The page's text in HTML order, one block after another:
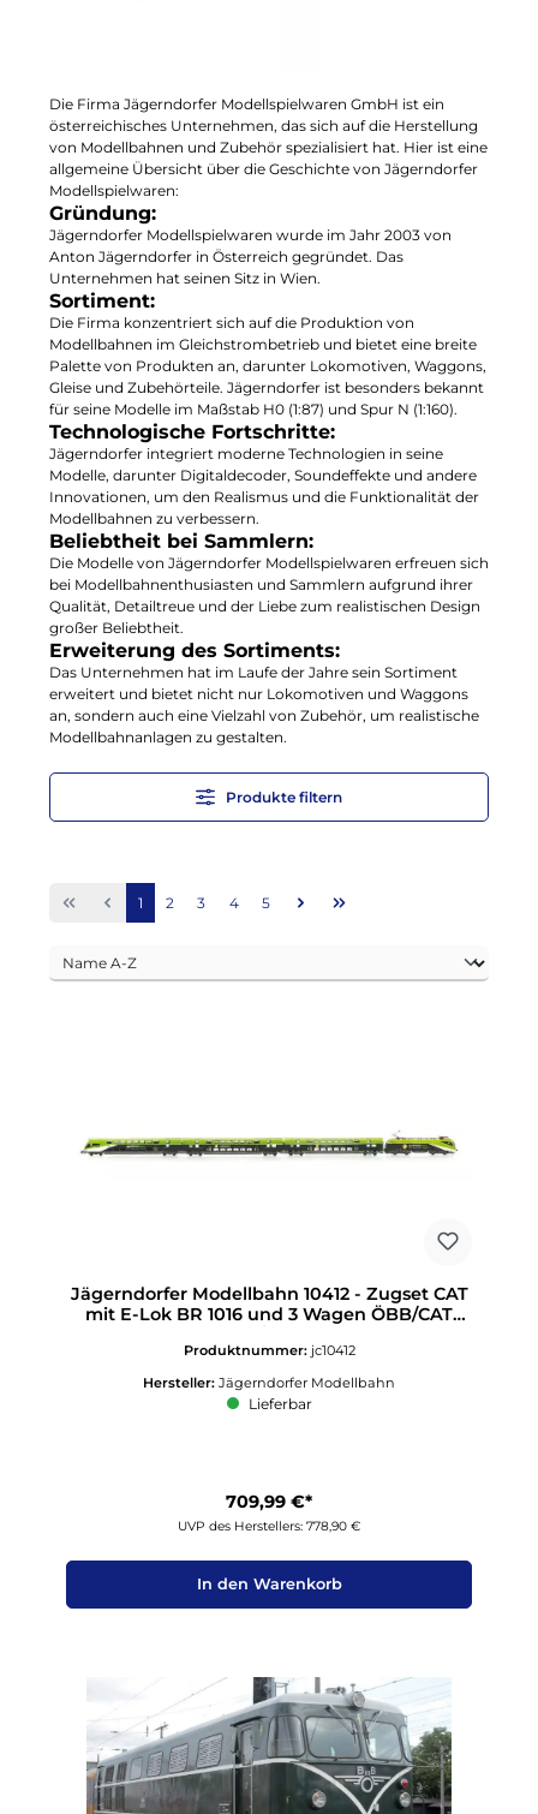
Die Firma Jägerndorfer Modellspielwaren GmbH ist ein
österreichisches Unternehmen, das sich auf die Herstellung
von Modellbahnen und Zubehör spezialisiert hat. Hier ist eine
allgemeine Übersicht über die Geschichte von Jägerndorfer
Modellspielwaren:
Gründung:
Jägerndorfer Modellspielwaren wurde im Jahr 2003 von
Anton Jägerndorfer in Österreich gegründet. Das
Unternehmen hat seinen Sitz in Wien.
Sortiment:
Die Firma konzentriert sich auf die Produktion von
Modellbahnen im Gleichstrombetrieb und bietet eine breite
Palette von Produkten an, darunter Lokomotiven, Waggons,
Gleise und Zubehörteile. Jägerndorfer ist besonders bekannt
für seine Modelle im Maßstab H0 (1:87) und Spur N (1:160).
Technologische Fortschritte:
Jägerndorfer integriert moderne Technologien in seine
Modelle, darunter Digitaldecoder, Soundeffekte und andere
Innovationen, um den Realismus und die Funktionalität der
Modellbahnen zu verbessern.
Beliebtheit bei Sammlern:
Die Modelle von Jägerndorfer Modellspielwaren erfreuen sich
bei Modellbahnenthusiasten und Sammlern aufgrund ihrer
Qualität, Detailtreue und der Liebe zum realistischen Design
großer Beliebtheit.
Erweiterung des Sortiments:
Das Unternehmen hat im Laufe der Jahre sein Sortiment
erweitert und bietet nicht nur Lokomotiven und Waggons
an, sondern auch eine Vielzahl von Zubehör, um realistische
Modellbahnanlagen zu gestalten.
Produkte filtern
Seite
1 Seite
2 Seite
3 Seite
4 Seite
5
Jägerndorfer Modellbahn 10412 - Zugset CAT
mit E-Lok BR 1016 und 3 Wagen ÖBB/CAT
Produktnummer: jc10412
Hersteller: Jägerndorfer Modellbahn
Lieferbar
709,99 €*
UVP des Herstellers: 778,90 €
In den Warenkorb